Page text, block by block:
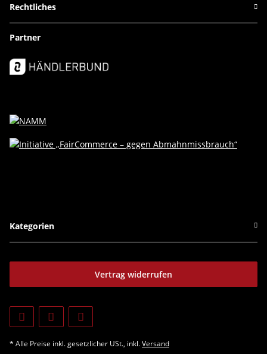
Rechtliches
Partner
Kategorien
Vertrag widerrufen
* Alle Preise inkl. gesetzlicher USt., inkl.Versand